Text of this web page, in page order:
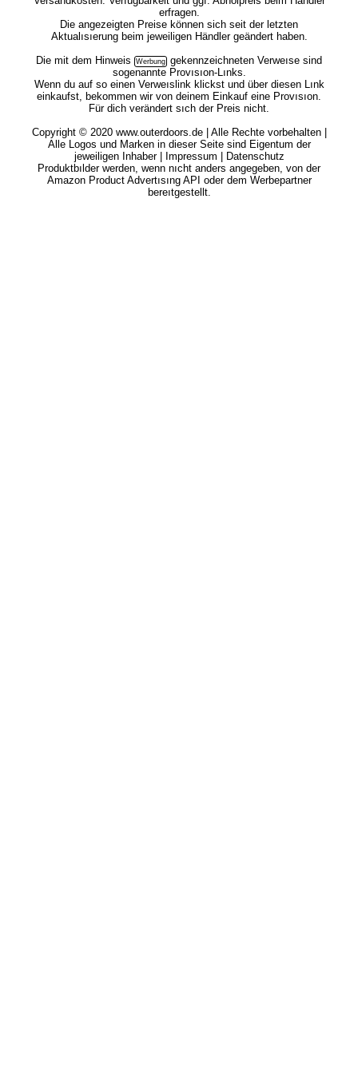
erfragen.
Die angezeigten Preise können sich seit der letzten
Aktualısıerung beim jeweiligen Händler geändert haben.
Die mit dem Hinweis
gekennzeichneten Verweıse sind
sogenannte Provısıon-Lınks.
Wenn du auf so einen Verweıslink klickst und über diesen Lınk
einkaufst, bekommen wir von deinem Einkauf eine Provısıon.
Für dich verändert sıch der Preis nicht.
Copyright © 2020 www.outerdoors.de | Alle Rechte vorbehalten |
Alle Logos und Marken in dieser Seite sind Eigentum der
jeweiligen Inhaber |
Impressum
Datenschutz
Produktbılder werden, wenn nıcht anders angegeben, von der
Amazon Product Advertısıng API oder dem Werbepartner
bereıtgestellt.